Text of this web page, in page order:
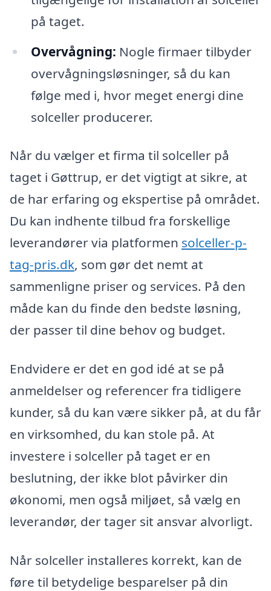
på taget.
Overvågning: Nogle firmaer tilbyder
overvågningsløsninger, så du kan
følge med i, hvor meget energi dine
solceller producerer.
Når du vælger et firma til solceller på
taget i Gøttrup, er det vigtigt at sikre, at
de har erfaring og ekspertise på området.
Du kan indhente tilbud fra forskellige
leverandører via platformen solceller-p-
tag-pris.dk, som gør det nemt at
sammenligne priser og services. På den
måde kan du finde den bedste løsning,
der passer til dine behov og budget.
Endvidere er det en god idé at se på
anmeldelser og referencer fra tidligere
kunder, så du kan være sikker på, at du får
en virksomhed, du kan stole på. At
investere i solceller på taget er en
beslutning, der ikke blot påvirker din
økonomi, men også miljøet, så vælg en
leverandør, der tager sit ansvar alvorligt.
Når solceller installeres korrekt, kan de
føre til betydelige besparelser på din